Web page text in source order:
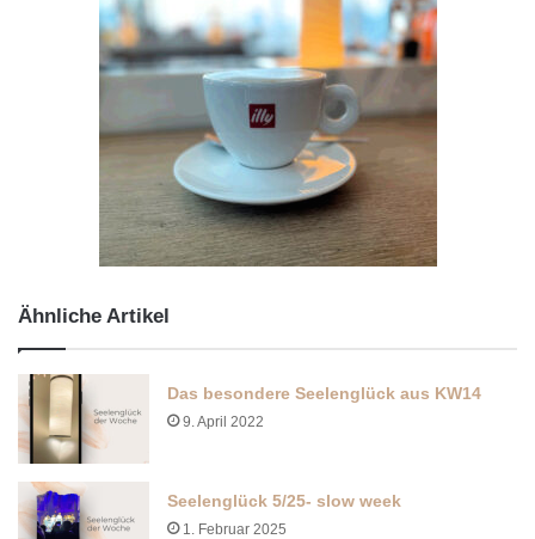
Ähnliche Artikel
Das besondere Seelenglück aus KW14
9. April 2022
Seelenglück 5/25- slow week
1. Februar 2025